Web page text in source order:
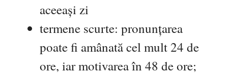
aceeași zi
termene scurte: pronunțarea
poate fi amânată cel mult 24 de
ore, iar motivarea în 48 de ore;